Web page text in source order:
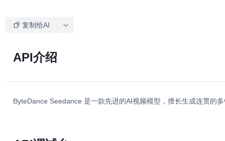
复制给AI
API介绍
ByteDance Seedance 是一款先进的AI视频模型，擅长生成连贯的